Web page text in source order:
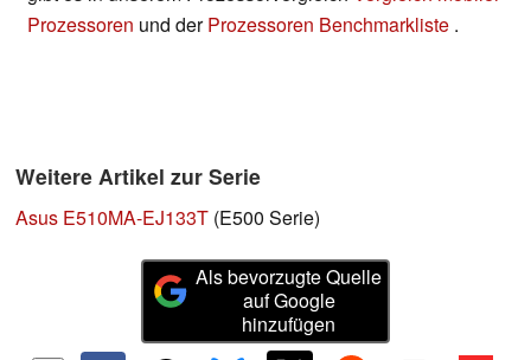
Prozessoren und derProzessoren Benchmarkliste .
Weitere Artikel zur Serie
Asus E510MA-EJ133T (E500 Serie)
Als bevorzugte Quelle
auf Google
hinzufügen